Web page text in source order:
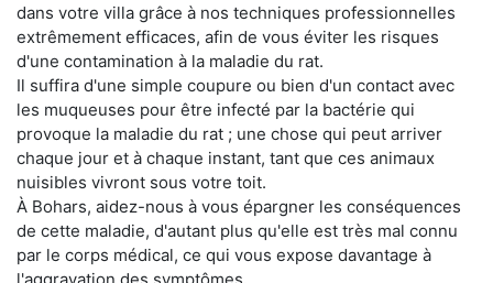
dans votre villa grâce à nos techniques professionnelles
extrêmement efficaces, afin de vous éviter les risques
d'une contamination à la maladie du rat.
Il suffira d'une simple coupure ou bien d'un contact avec
les muqueuses pour être infecté par la bactérie qui
provoque la maladie du rat ; une chose qui peut arriver
chaque jour et à chaque instant, tant que ces animaux
nuisibles vivront sous votre toit.
À Bohars, aidez-nous à vous épargner les conséquences
de cette maladie, d'autant plus qu'elle est très mal connu
par le corps médical, ce qui vous expose davantage à